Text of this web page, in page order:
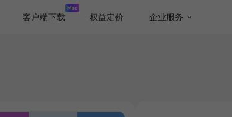
客户端下载 权益定价 企业服务